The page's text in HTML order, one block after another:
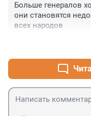
Больше генералов
они становятся
всех народов